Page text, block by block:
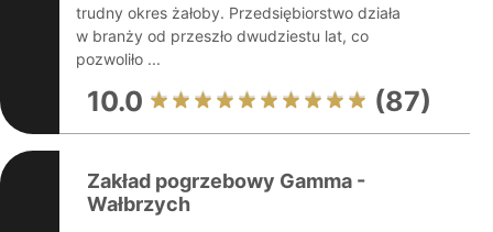
trudny okres żałoby. Przedsiębiorstwo działa
w branży od przeszło dwudziestu lat, co
pozwoliło ...
10.0 (87)
Zakład pogrzebowy Gamma -
Wałbrzych